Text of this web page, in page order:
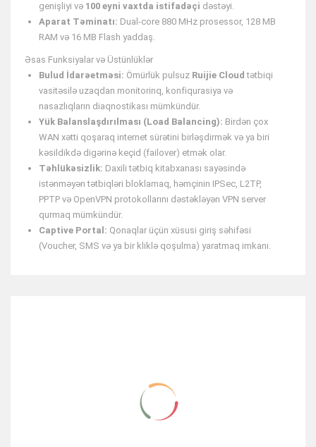
genişliyi və 100 eyni vaxtda istifadəçi dəstəyi.
Aparat Təminatı: Dual-core 880 MHz prosessor, 128 MB
RAM və 16 MB Flash yaddaş.
Əsas Funksiyalar və Üstünlüklər
Bulud İdarəetməsi: Ömürlük pulsuz Ruijie Cloud tətbiqi
vasitəsilə uzaqdan monitorinq, konfiqurasiya və
nasazlıqların diaqnostikası mümkündür.
Yük Balanslaşdırılması (Load Balancing): Birdən çox
WAN xətti qoşaraq internet sürətini birləşdirmək və ya biri
kəsildikdə digərinə keçid (failover) etmək olar.
Təhlükəsizlik: Daxili tətbiq kitabxanası sayəsində
istənməyən tətbiqləri bloklamaq, həmçinin IPSec, L2TP,
PPTP və OpenVPN protokollarını dəstəkləyən VPN server
qurmaq mümkündür.
Captive Portal: Qonaqlar üçün xüsusi giriş səhifəsi
(Voucher, SMS və ya bir kliklə qoşulma) yaratmaq imkanı.